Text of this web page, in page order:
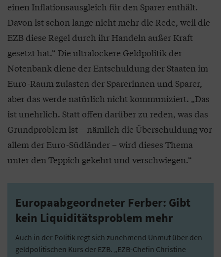
einen Inflationsausgleich für den Sparer enthält.
Davon ist schon lange nicht mehr die Rede, weil die
EZB diese Regel durch ihr Handeln außer Kraft
gesetzt hat.“ Die ultralockere Geldpolitik der
Notenbank diene der Entschuldung der Staaten im
Euro-Raum zulasten der Sparerinnen und Sparer,
aber das werde natürlich nicht kommuniziert. „Das
ist unehrlich. Statt offen darüber zu reden, was das
Grundproblem ist – nämlich die Überschuldung vor
allem der Euro-Südländer – wird dieses Thema
unter den Teppich gekehrt und verschwiegen.“
Europaabgeordneter Ferber: Gibt
kein Liquiditätsproblem mehr
Auch in der Politik regt sich zunehmend Unmut über den
geldpolitischen Kurs der EZB. „EZB-Chefin Christine